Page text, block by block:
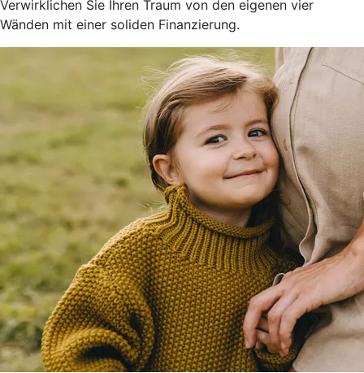
Verwirklichen Sie Ihren Traum von den eigenen vier
Wänden mit einer soliden Finanzierung.